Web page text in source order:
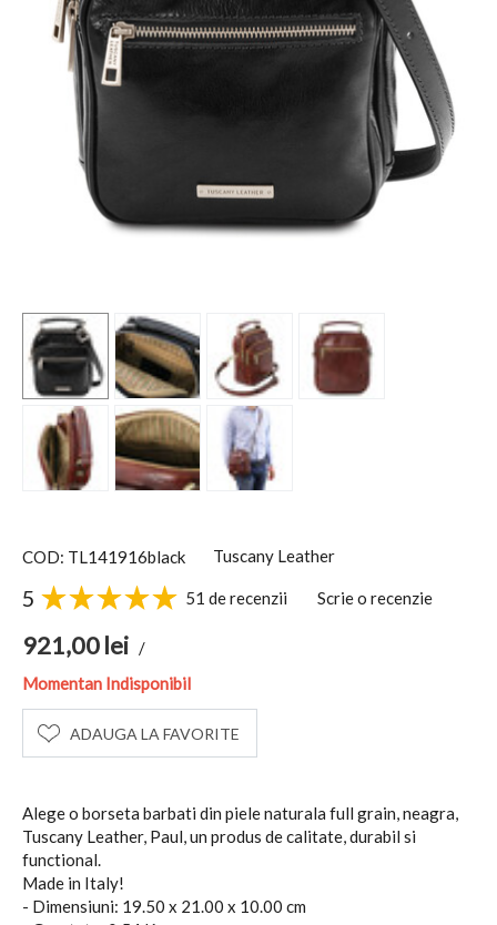
COD: TL141916black Tuscany Leather
5 51 de recenzii Scrie o recenzie
921,00lei /
Momentan Indisponibil
ADAUGA LA FAVORITE
Alege o borseta barbati din piele naturala full grain, neagra,
Tuscany Leather, Paul, un produs de calitate, durabil si
functional.
Made in Italy!
- Dimensiuni: 19.50 x 21.00 x 10.00 cm